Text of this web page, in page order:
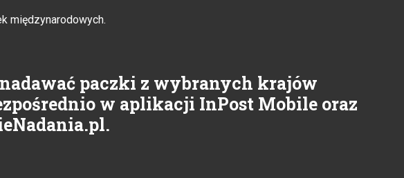
międzynarodowych.
paczki z wybranych krajów
w aplikacji InPost Mobile oraz